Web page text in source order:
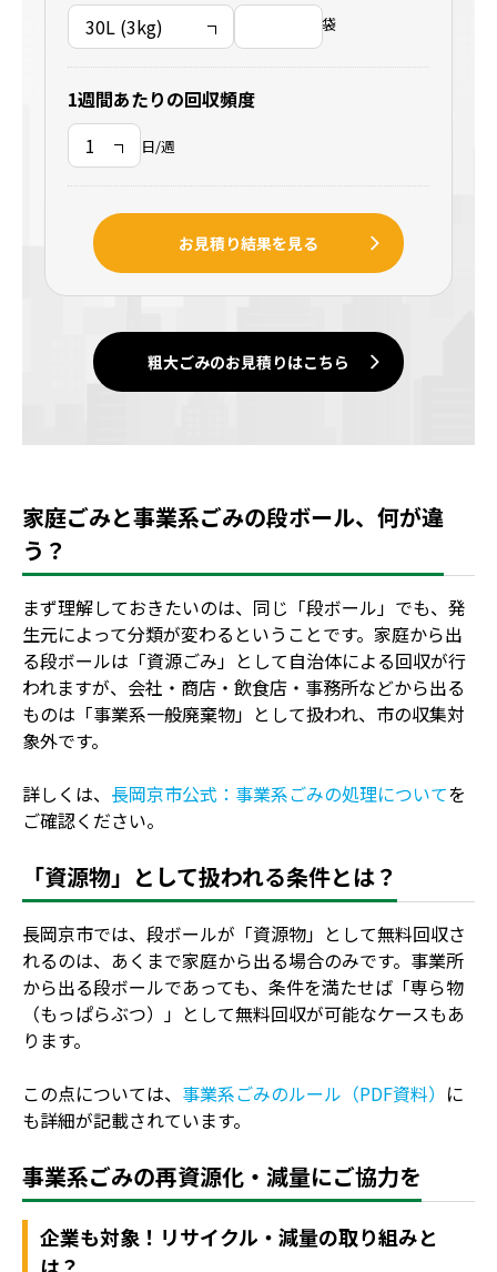
袋
1週間あたりの回収頻度
日/週
お見積り結果を見る
粗大ごみのお見積りはこちら
家庭ごみと事業系ごみの段ボール、何が違
う？
まず理解しておきたいのは、同じ「段ボール」でも、発
生元によって分類が変わるということです。家庭から出
る段ボールは「資源ごみ」として自治体による回収が行
われますが、会社・商店・飲食店・事務所などから出る
ものは「事業系一般廃棄物」として扱われ、市の収集対
象外です。
詳しくは、 長岡京市公式：事業系ごみの処理についてを
ご確認ください。
「資源物」として扱われる条件とは？
長岡京市では、段ボールが「資源物」として無料回収さ
れるのは、あくまで家庭から出る場合のみです。事業所
から出る段ボールであっても、条件を満たせば「専ら物
（もっぱらぶつ）」として無料回収が可能なケースもあ
ります。
この点については、 事業系ごみのルール（PDF資料） に
も詳細が記載されています。
事業系ごみの再資源化・減量にご協力を
企業も対象！リサイクル・減量の取り組みと